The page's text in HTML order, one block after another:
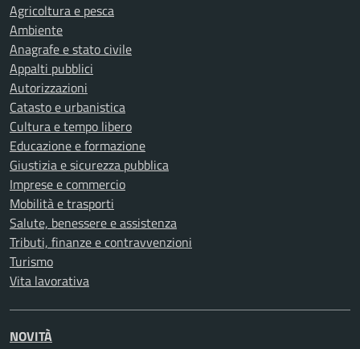
Agricoltura e pesca
Ambiente
Anagrafe e stato civile
Appalti pubblici
Autorizzazioni
Catasto e urbanistica
Cultura e tempo libero
Educazione e formazione
Giustizia e sicurezza pubblica
Imprese e commercio
Mobilità e trasporti
Salute, benessere e assistenza
Tributi, finanze e contravvenzioni
Turismo
Vita lavorativa
NOVITÀ